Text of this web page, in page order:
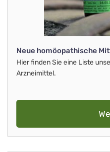
Neue homöopathische
Hier finden Sie eine Liste
Arzneimittel.